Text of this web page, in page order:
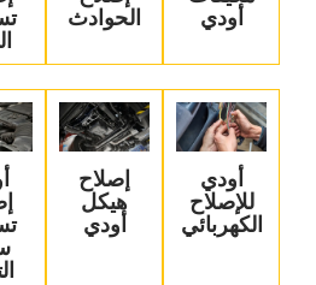
أودي‏
الحوادث‏
‏أودي
للإصلاح
الكهربائي‏
‏إصلاح
هيكل
أودي‏